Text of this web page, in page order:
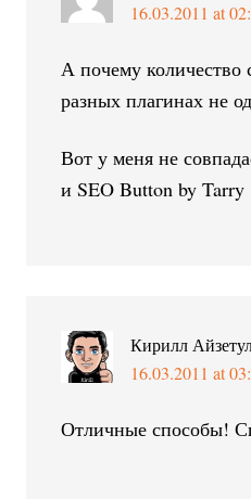
16.03.2011 at
А почему количество
разных плагинах не
Вот у меня не
и SEO Button by Tarry
Кирилл
16.03.2011 at
Отличные способы!